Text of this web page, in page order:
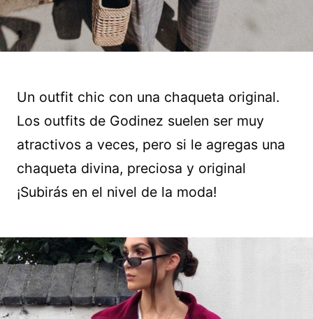
Un outfit chic con una chaqueta original.
Los outfits de Godinez suelen ser muy
atractivos a veces, pero si le agregas una
chaqueta divina, preciosa y original
¡Subirás en el nivel de la moda!